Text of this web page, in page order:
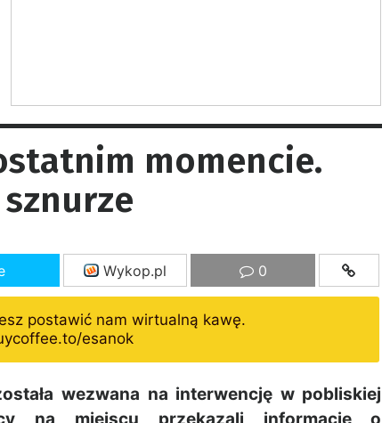
momencie.
Wykop.pl 0
postawić nam wirtualną kawę.
esanok
wezwana na interwencję w pobliskiej